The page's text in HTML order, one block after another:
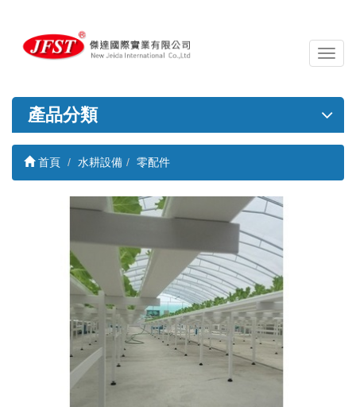
導
覽
關
產品分類
首頁 水耕設備 零配件